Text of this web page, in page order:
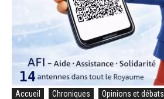
Accueil Chroniques Opinions et débats